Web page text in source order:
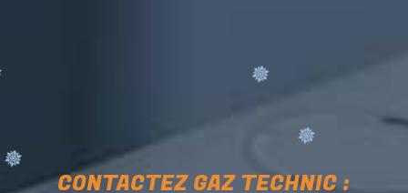
CONTACTEZ GAZ TECHNIC :